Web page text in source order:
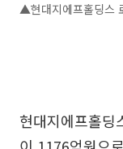
▲현대지에프홀딩스
현대지에프홀딩